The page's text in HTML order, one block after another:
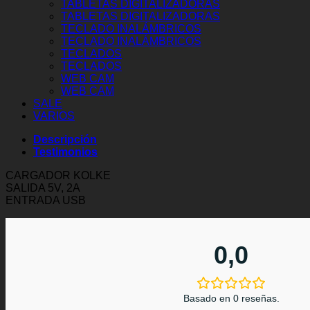
TABLETAS DIGITALIZADORAS
TABLETAS DIGITALIZADORAS
TECLADO INALÁMBRICOS
TECLADO INALÁMBRICOS
TECLADOS
TECLADOS
WEB CAM
WEB CAM
SALE
VARIOS
Descripción
Testimonios
CARGADOR KOLKE
SALIDA 5V, 2A
ENTRADA USB
0,0
Basado en 0 reseñas.